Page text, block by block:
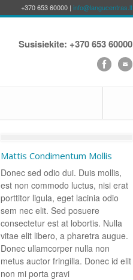
+370 653 60000 | info@langucentras.lt
Susisiekite: +370 653 60000
Mattis Condimentum Mollis
Donec sed odio dui. Duis mollis,
est non commodo luctus, nisi erat
porttitor ligula, eget lacinia odio
sem nec elit. Sed posuere
consectetur est at lobortis. Nulla
vitae elit libero, a pharetra augue.
Donec ullamcorper nulla non
metus auctor fringilla. Donec id elit
non mi porta gravi